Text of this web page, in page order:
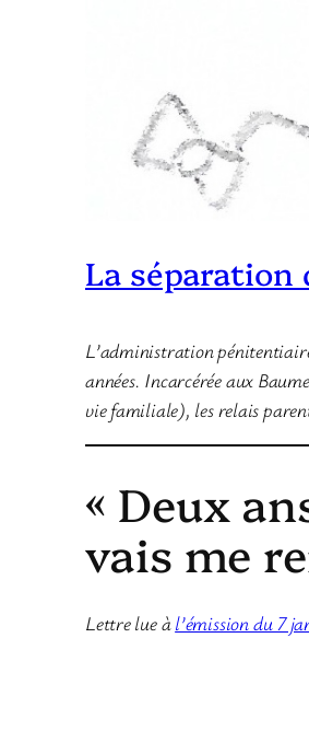
La séparation
L’administration
années. Incarcérée aux
vie familiale), les relais
« Deux
vais me
Lettre lue àl’émission du 7